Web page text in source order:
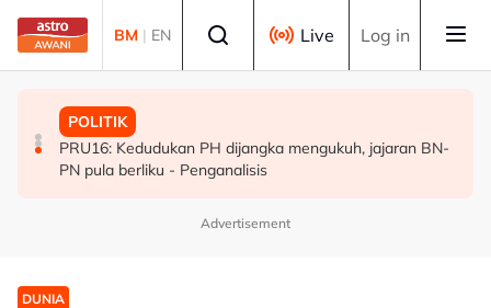
Skip to main content
BM | EN Live Log in
POLITIK
[TERKINI] 10 ADUN BN-PN dilantik Exco, terajui
pentadbiran Negeri Sembilan
MALAYSIA
MAG wajibkan saringan dadah 1,260 juruterbang
Malaysia Airlines
POLITIK
PRU16: Kedudukan PH dijangka mengukuh, jajaran BN-
PN pula berliku - Penganalisis
Advertisement
DUNIA